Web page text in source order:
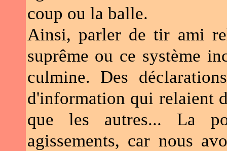
coup ou la balle.
Ainsi, parler de tir ami
suprême ou ce système
culmine. Des
d'information qui relaient
que les autres... La
agissements, car nous